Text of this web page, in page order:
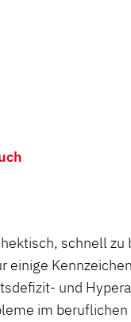
schnell
einige
und
im